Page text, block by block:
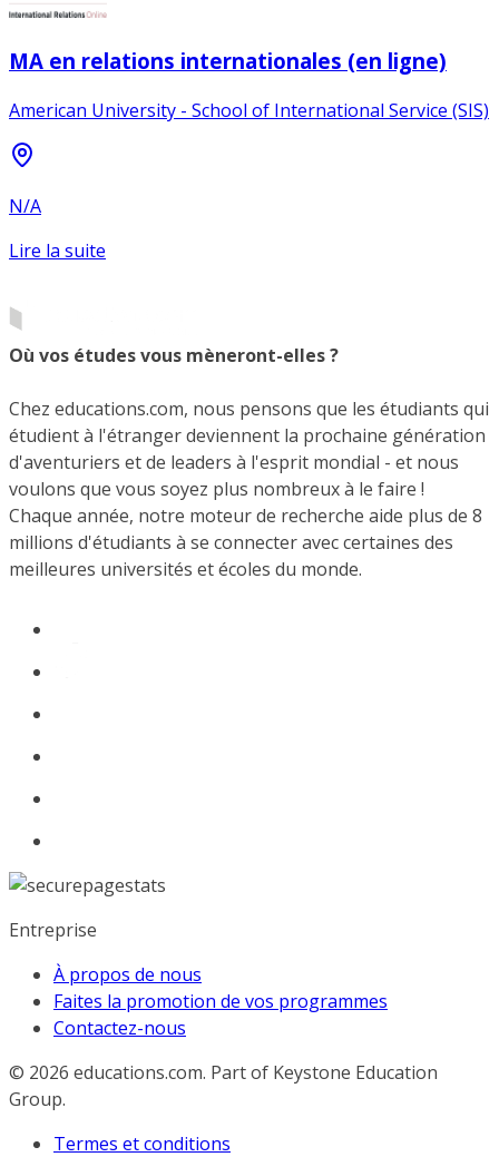
MA en relations internationales (en ligne)
American University - School of International Service (SIS)
N/A
Lire la suite
Où vos études vous mèneront-elles ?
Chez educations.com, nous pensons que les étudiants qui
étudient à l'étranger deviennent la prochaine génération
d'aventuriers et de leaders à l'esprit mondial - et nous
voulons que vous soyez plus nombreux à le faire !
Chaque année, notre moteur de recherche aide plus de 8
millions d'étudiants à se connecter avec certaines des
meilleures universités et écoles du monde.
Entreprise
À propos de nous
Faites la promotion de vos programmes
Contactez-nous
© 2026 educations.com. Part of Keystone Education
Group.
Termes et conditions